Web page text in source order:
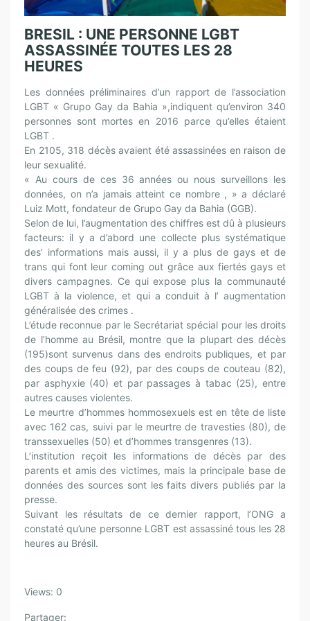
BRESIL : UNE PERSONNE LGBT
ASSASSINÉE TOUTES LES 28
HEURES
Les données préliminaires d’un rapport de l’association
LGBT « Grupo Gay da Bahia »,indiquent qu’environ 340
personnes sont mortes en 2016 parce qu’elles étaient
LGBT .
En 2105, 318 décès avaient été assassinées en raison de
leur sexualité.
« Au cours de ces 36 années ou nous surveillons les
données, on n’a jamais atteint ce nombre , » a déclaré
Luiz Mott, fondateur de Grupo Gay da Bahia (GGB).
Selon de lui, l’augmentation des chiffres est dû à plusieurs
facteurs: il y a d’abord une collecte plus systématique
des’ informations mais aussi, il y a plus de gays et de
trans qui font leur coming out grâce aux fiertés gays et
divers campagnes. Ce qui expose plus la communauté
LGBT à la violence, et qui a conduit à l’ augmentation
généralisée des crimes .
L’étude reconnue par le Secrétariat spécial pour les droits
de l’homme au Brésil, montre que la plupart des décès
(195)sont survenus dans des endroits publiques, et par
des coups de feu (92), par des coups de couteau (82),
par asphyxie (40) et par passages à tabac (25), entre
autres causes violentes.
Le meurtre d’hommes hommosexuels est en tête de liste
avec 162 cas, suivi par le meurtre de travesties (80), de
transsexuelles (50) et d’hommes transgenres (13).
L’institution reçoit les informations de décès par des
parents et amis des victimes, mais la principale base de
données des sources sont les faits divers publiés par la
presse.
Suivant les résultats de ce dernier rapport, l’ONG a
constaté qu’une personne LGBT est assassiné tous les 28
heures au Brésil.
Views: 0
Partager: